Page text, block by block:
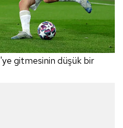
'ye gitmesinin düşük bir